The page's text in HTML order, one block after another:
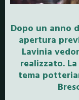
Dopo un anno
apertura
Lavinia
realizzato.
tema